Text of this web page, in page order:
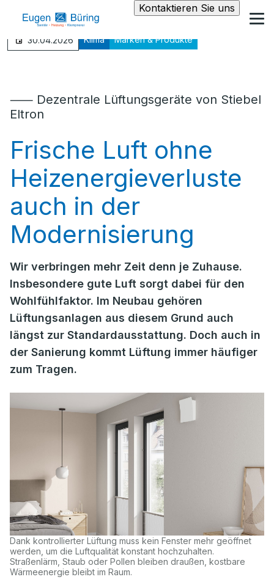
Kontaktieren Sie uns
30.04.2026 Klima Marken & Produkte
⸺ Dezentrale Lüftungsgeräte von Stiebel
Eltron
Frische Luft ohne
Heizenergieverluste
auch in der
Modernisierung
Wir verbringen mehr Zeit denn je Zuhause.
Insbesondere gute Luft sorgt dabei für den
Wohlfühlfaktor. Im Neubau gehören
Lüftungsanlagen aus diesem Grund auch
längst zur Standardausstattung. Doch auch in
der Sanierung kommt Lüftung immer häufiger
zum Tragen.
Dank kontrollierter Lüftung muss kein Fenster mehr geöffnet
werden, um die Luftqualität konstant hochzuhalten.
Straßenlärm, Staub oder Pollen bleiben draußen, kostbare
Wärmeenergie bleibt im Raum.